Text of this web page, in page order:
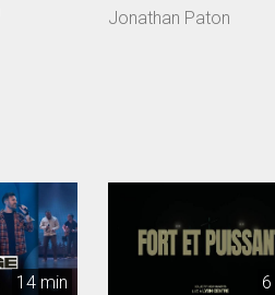
Jonathan Paton
14 min